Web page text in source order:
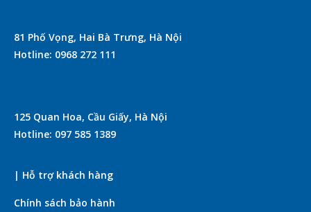
81 Phố Vọng, Hai Bà Trưng, Hà Nội
Hotline: 0968 272 111
125 Quan Hoa, Cầu Giấy, Hà Nội
Hotline: 097 585 1389
| Hỗ trợ khách hàng
Chính sách bảo hành